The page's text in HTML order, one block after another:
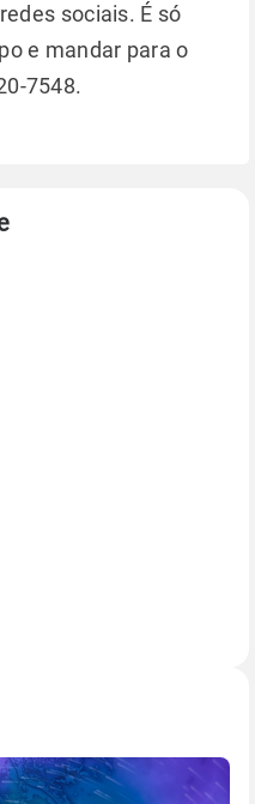
sociais. É só
e mandar para o
7548.